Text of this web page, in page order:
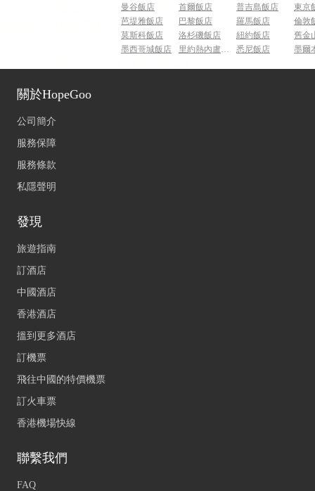
曼谷飯店 首爾飯店 普吉島飯店
東京
芭堤雅飯店
巴黎飯店 羅馬飯店
倫敦
莫斯科飯店
洛杉磯飯店 紐約飯店
舊金
墨西哥城飯店
里約熱內盧飯店 悉尼飯店 墨爾
關於HopeGoo
公司簡介
服務保障
服務條款
私隱聲明
發現
旅遊指南
訂酒店
中國酒店
香港酒店
搵到更多酒店
訂機票
飛往中國的特價機票
訂火車票
香港機場快線
聯繫我們
FAQ